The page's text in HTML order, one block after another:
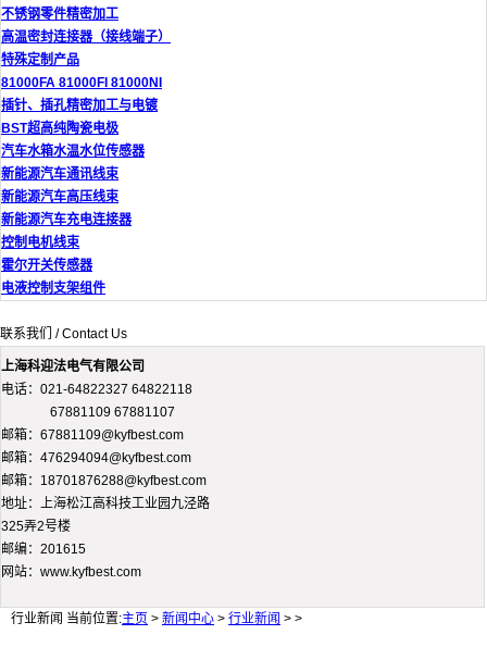
不锈钢零件精密加工
高温密封连接器（接线端子）
特殊定制产品
81000FA 81000FI 81000NI
插针、插孔精密加工与电镀
BST超高纯陶瓷电极
汽车水箱水温水位传感器
新能源汽车通讯线束
新能源汽车高压线束
新能源汽车充电连接器
控制电机线束
霍尔开关传感器
电液控制支架组件
联系我们 / Contact Us
上海科迎法电气有限公司
电话：021-64822327 64822118
67881109 67881107
邮箱：67881109@kyfbest.com
邮箱：476294094@kyfbest.com
邮箱：18701876288@kyfbest.com
地址：上海松江高科技工业园九泾路
325弄2号楼
邮编：201615
网站：www.kyfbest.com
行业新闻 当前位置:主页 > 新闻中心 > 行业新闻 > >